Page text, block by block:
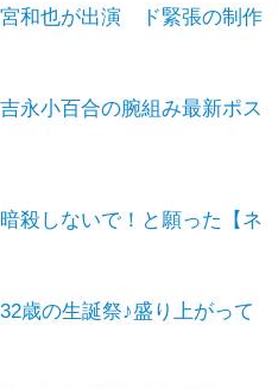
和也が出演 ド緊張の制作
永小百合の腕組み最新ポス
殺しないで！と願った【ネ
歳の生誕祭♪盛り上がって